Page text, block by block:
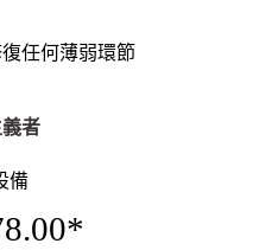
任何薄弱環節
者
備